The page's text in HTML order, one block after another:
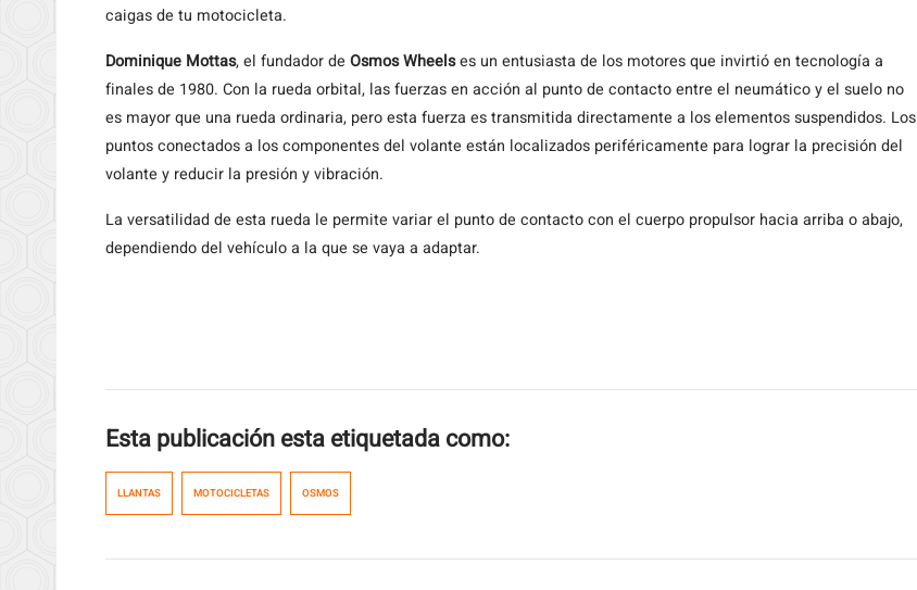
caigas de tu motocicleta.
Dominique Mottas, el fundador de Osmos Wheelses un entusiasta de los motores que invirtió en tecnología a
finales de 1980. Con la rueda orbital, las fuerzas en acción al punto de contacto entre el neumático y el suelo no
es mayor que una rueda ordinaria, pero esta fuerza es transmitida directamente a los elementos suspendidos. Los
puntos conectados a los componentes del volante están localizados periféricamente para lograr la precisión del
volante y reducir la presión y vibración.
La versatilidad de esta rueda le permite variar el punto de contacto con el cuerpo propulsor hacia arriba o abajo,
dependiendo del vehículo a la que se vaya a adaptar.
Esta publicación esta etiquetada como:
LLANTAS MOTOCICLETAS OSMOS